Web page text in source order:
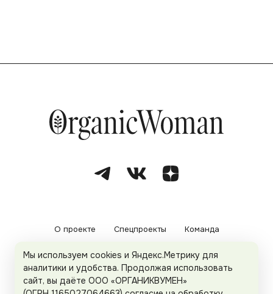
О проекте Спецпроекты Команда
Рекламодателям Политика конфиденциальности
Пользовательское соглашение
Мы используем cookies и Яндекс.Метрику для
аналитики и удобства. Продолжая использовать
сайт, вы даёте ООО «ОРГАНИКВУМЕН»